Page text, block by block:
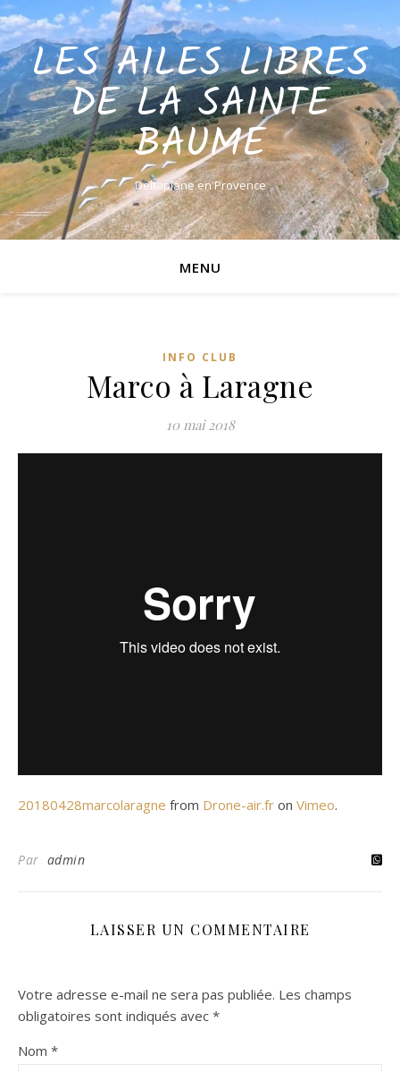
LES AILES LIBRES
DE LA SAINTE
BAUME
Deltaplane en Provence
MENU
INFO CLUB
Marco à Laragne
10 mai 2018
20180428marcolaragne from Drone-air.fr on Vimeo.
Par admin
LAISSER UN COMMENTAIRE
Votre adresse e-mail ne sera pas publiée. Les champs
obligatoires sont indiqués avec *
Nom *